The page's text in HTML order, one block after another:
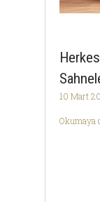
10 Mart
Okumaya